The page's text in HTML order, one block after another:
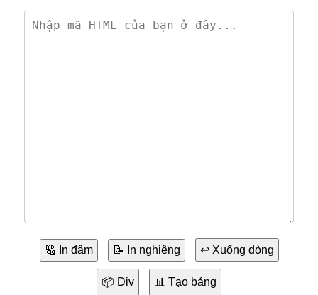
🔠 In đậm 📝 In nghiêng ↩️ Xuống dòng
📦 Div 📊 Tạo bảng